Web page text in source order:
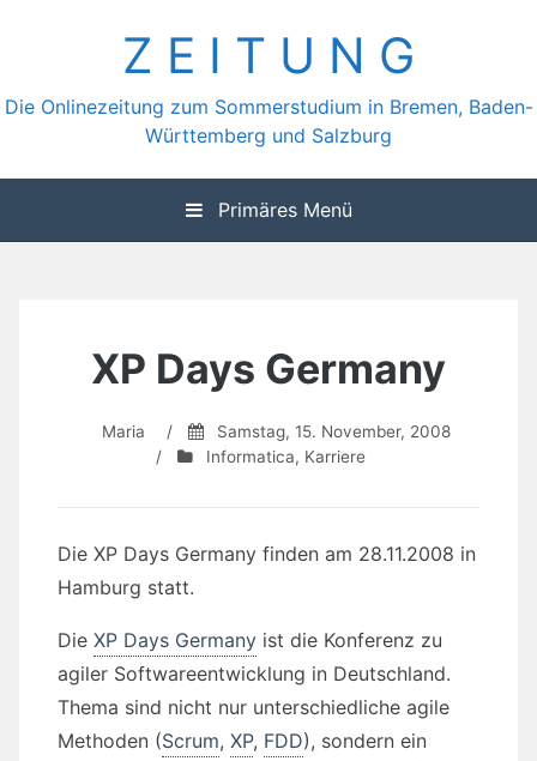
Z E I T U N G
Die Onlinezeitung zum Sommerstudium in Bremen, Baden-
Württemberg und Salzburg
Primäres Menü
XP Days Germany
Maria /
Samstag, 15. November, 2008
/
Informatica, Karriere
Die XP Days Germany finden am 28.11.2008 in
Hamburg statt.
Die XP Days Germany ist die Konferenz zu
agiler Softwareentwicklung in Deutschland.
Thema sind nicht nur unterschiedliche agile
Methoden (Scrum, XP, FDD), sondern ein